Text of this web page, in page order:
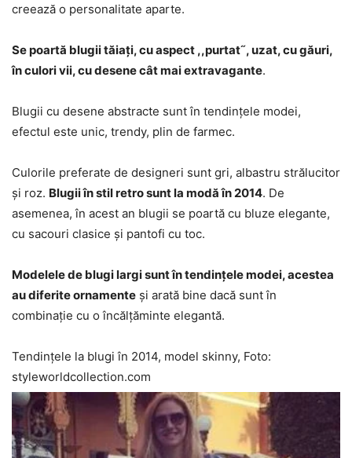
creează o personalitate aparte.
Se poartă blugii tăiați, cu aspect ,,purtat˝, uzat, cu găuri,
în culori vii, cu desene cât mai extravagante.
Blugii cu desene abstracte sunt în tendințele modei,
efectul este unic, trendy, plin de farmec.
Culorile preferate de designeri sunt gri, albastru strălucitor
și roz. Blugii în stil retro sunt la modă în 2014. De
asemenea, în acest an blugii se poartă cu bluze elegante,
cu sacouri clasice și pantofi cu toc.
Modelele de blugi largi sunt în tendințele modei, acestea
au diferite ornamente și arată bine dacă sunt în
combinație cu o încălțăminte elegantă.
Tendințele la blugi în 2014, model skinny, Foto:
styleworldcollection.com